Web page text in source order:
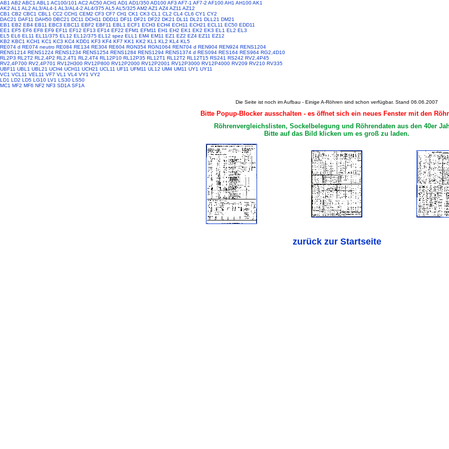
AB1 AB2 ABC1 ABL1 AC100/101 AC2 AC50ACH1 AD1 AD1/350AD100AF3 AF7-1 AF7-2 AF100AH1 AH100AK1
AK2 AL1 AL2 AL3/AL4-1 AL3/AL4-2 AL4/375AL5AL5/325AM2 AZ1 AZ4AZ11 AZ12
CB1 CB2 CBC1 CBL1 CC2 CCH1 CEM2 CF3 CF7 CH1 CK1 CK3 CL1 CL2 CL4 CL6 CY1 CY2
DAC21 DAF11 DAH50 DBC21 DC11 DCH11 DDD11 DF11 DF21 DF22 DK21 DL11 DL21 DLL21 DM21
EB1 EB2 EB4 EB11 EBC3 EBC11 EBF2 EBF11 EBL1 ECF1 ECH3 ECH4 ECH11 ECH21 ECL11 EC50 EDD11
EE1 EF5 EF6 EF8 EF9 EF11 EF12 EF13 EF14 EF22 EFM1 EFM11 EH1 EH2 EK1 EK2 EK3 EL1 EL2 EL3
EL5 EL6 EL11 EL11/375 EL12 EL12/375 EL12 spez ELL1 EM4 EM11 EZ1 EZ2 EZ4 EZ11 EZ12
KB2 KBC1 KCH1 KC1 KC3 KC4 KDD1 KF3 KF4 KF7 KK1 KK2 KL1 KL2 KL4 KL5
RE074 d RE074 neutro RE084 RE134 RE304 RE604 RGN354 RGN1064 REN704 d REN904 REN924 RENS1204
RENS1214 RENS1224 RENS1234 RENS1254 RENS1284 RENS1294 RENS1374 d RES094 RES164 RES964 RG2,4D10
RL2P3 RL2T2 RL2,4P2 RL2,4T1 RL2,4T4 RL12P10 RL12P35 RL12T1 RL12T2 RL12T15 RS241 RS242 RV2,4P45
RV2,4P700 RV2,4P701 RV12H300 RV12P800 RV12P2000 RV12P2001 RV12P3000 RV12P4000 RV209 RV210 RV335
UBF11 UBL1 UBL21 UCH4 UCH11 UCH21 UCL11 UF11 UFM11 UL12 UM4 UM11 UY1 UY11
VC1 VCL11 VEL11 VF7 VL1 VL4 VY1 VY2
LD1 LD2 LD5 LG10 LV1 LS30 LS50
MC1 MF2 MF6 NF2 NF3 SD1A SF1A
Die Seite ist noch im Aufbau - Einige A-Röhren sind schon verfügbar. Stand 06.06.2007
Bitte Popup-Blocker ausschalten - es öffnet sich ein neues Fenster mit den
Röhrenvergleichslisten, Sockelbelegung und Röhrendaten aus den 40er
Bitte auf das Bild klicken um es groß zu laden.
zurück zur Startseite